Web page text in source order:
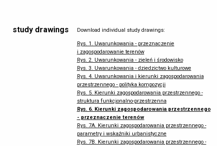
study drawings Download individual study drawings:
Rys. 1. Uwarunkowania - przeznaczenie
i zagospodarowanie terenów
Rys. 2. Uwarunkowania - zieleń i środowisko
Rys. 3. Uwarunkowania - dziedzictwo kulturowe
Rys. 4. Uwarunkowania i kierunki zagospodarowania
przestrzennego - polityka kompozycji
Rys. 5. Kierunki zagospodarowania przestrzennego -
struktura funkcjonalno-przestrzenna
Rys. 6. Kierunki zagospodarowania przestrzennego
- przeznaczenie terenów
Rys. 7A. Kierunki zagospodarowania przestrzennego -
parametry i wskaźniki urbanistyczne
Rys. 7B. Kierunki zagospodarowania przestrzennego -